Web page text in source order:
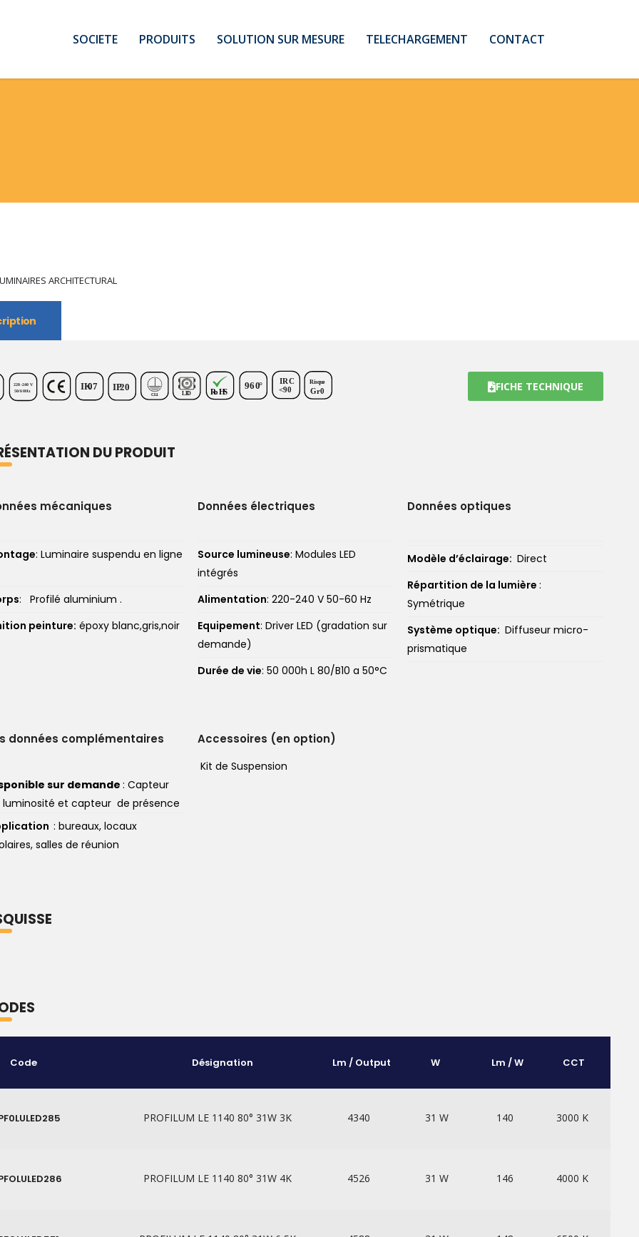
SOCIETE PRODUITS SOLUTION SUR MESURE TELECHARGEMENT CONTACT
ARCHITECTURAL
960°
RoHS
CL.I
IP20
IK
07
220-240 V
50/60Hz LED
Risque
Gr0
IRC
<90
FICHE TECHNIQUE
DU PRODUIT
mécaniques Données électriques Données optiques
: Luminaire suspendu en ligne
: Profilé aluminium .
peinture: époxy blanc,gris,noir
Source lumineuse: Modules LED
intégrés
Alimentation: 220-240 V 50-60 Hz
Equipement: Driver LED (gradation sur
demande)
Durée de vie: 50 000h L 80/B10 a 50°C
Modèle d’éclairage: Direct
Répartition de la lumière:
Symétrique
Système optique: Diffuseur micro-
prismatique
données complémentaires Accessoires (en option)
sur demande: Capteur
luminosité et capteur de présence
: bureaux, locaux
salles de réunion
Kit de Suspension
Code Désignation Lm / Output W Lm / W CCT
PROFILUM LE 1140 80° 31W 3K 4340 31 W 140 3000 K
PROFILUM LE 1140 80° 31W 4K 4526 31 W 146 4000 K